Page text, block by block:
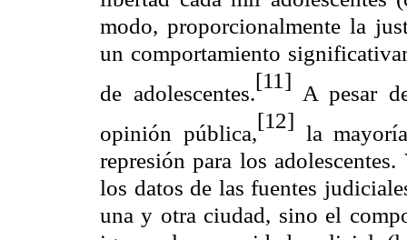
modo, proporcionalmente la
un comportamiento
de adolescentes.
[11]
A pesar
opinión pública,
[12]
la
represión para los
los datos de las fuentes
una y otra ciudad, sino el